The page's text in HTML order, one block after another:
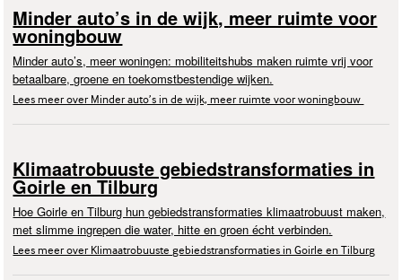
Minder auto’s in de wijk, meer ruimte voor
woningbouw
Minder auto’s, meer woningen: mobiliteitshubs maken ruimte vrij voor
betaalbare, groene en toekomstbestendige wijken.
Lees meer over Minder auto’s in de wijk, meer ruimte voor woningbouw
Klimaatrobuuste gebiedstransformaties in
Goirle en Tilburg
Hoe Goirle en Tilburg hun gebiedstransformaties klimaatrobuust maken,
met slimme ingrepen die water, hitte en groen écht verbinden.
Lees meer over Klimaatrobuuste gebiedstransformaties in Goirle en Tilburg